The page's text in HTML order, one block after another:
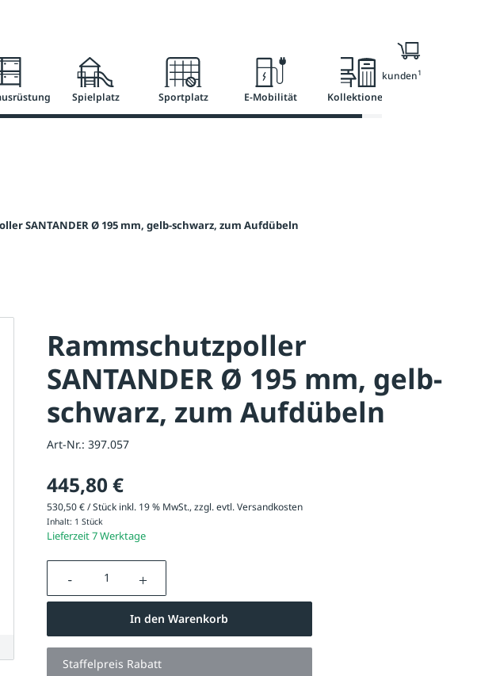
Spielplatz Sportplatz E-Mobilität Kollektionen
Nur für Geschäftskunden1
SANTANDER Ø 195 mm, gelb-schwarz, zum Aufdübeln
Rammschutzpoller
SANTANDER Ø 195 mm, gelb-
schwarz, zum Aufdübeln
Art-Nr.: 397.057
445,80 €
530,50 € / Stück inkl. 19 % MwSt., zzgl. evtl.Versandkosten
Inhalt: 1 Stück
Lieferzeit 7 Werktage
Produkt Anzahl: Gib den gewünschten Wert ein oder
In den Warenkorb
Staffelpreis Rabatt